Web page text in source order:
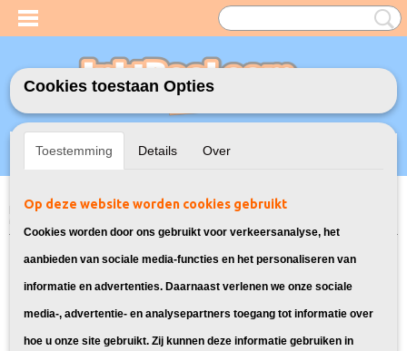
Inloggen Registreren
UW WINKELWAGEN
Home>Inktflessen>Geschikt voor Epson>Huismerk Epson Fles 104
Cookies toestaan Opties
Toestemming Details Over
Op deze website worden cookies gebruikt
Cookies worden door ons gebruikt voor verkeersanalyse, het
aanbieden van sociale media-functies en het personaliseren van
informatie en advertenties. Daarnaast verlenen we onze sociale
media-, advertentie- en analysepartners toegang tot informatie over
hoe u onze site gebruikt. Zij kunnen deze informatie gebruiken in